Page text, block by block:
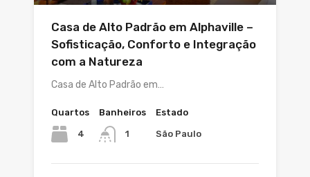
Casa de Alto Padrão em Alphaville –
Sofisticação, Conforto e Integração
com a Natureza
Casa de Alto Padrão em…
Quartos
4
Banheiros
1
Estado
São Paulo